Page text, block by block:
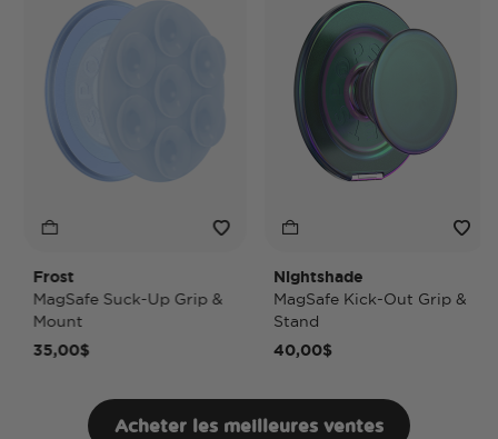
Frost
MagSafe Suck-Up Grip &
Mount
35,00$
Nightshade
MagSafe Kick-Out Grip &
Stand
40,00$
Acheter les meilleures ventes